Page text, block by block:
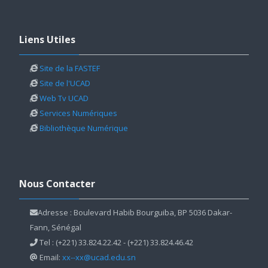
Liens Utiles
Site de la FASTEF
Site de l'UCAD
Web Tv UCAD
Services Numériques
Bibliothèque Numérique
Nous Contacter
Adresse : Boulevard Habib Bourguiba, BP 5036 Dakar-
Fann, Sénégal
Tel : (+221) 33.824.22.42 - (+221) 33.824.46.42
Email: xx--xx@ucad.edu.sn